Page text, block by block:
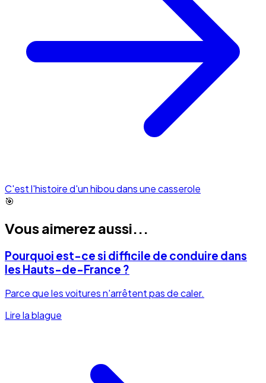
C'est l'histoire d'un hibou dans une casserole
🎯
Vous aimerez aussi...
Pourquoi est-ce si difficile de conduire dans
les Hauts-de-France ?
Parce que les voitures n'arrêtent pas de caler.
Lire la blague